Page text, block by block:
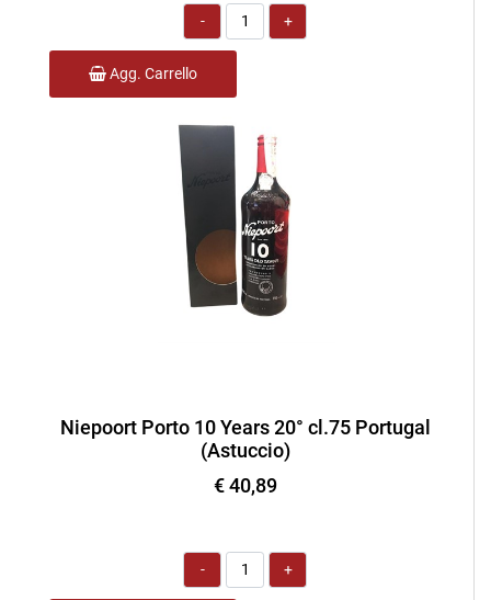
Quantità
Agg. Carrello
Niepoort Porto 10 Years 20° cl.75 Portugal
(Astuccio)
€ 40,89
Quantità